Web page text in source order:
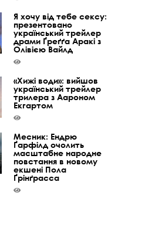
Я хочу від тебе сексу:
презентовано
український трейлер
драми Ґреґґа Аракі з
Олівією Вайлд
«Хижі води»: вийшов
український трейлер
трилера з Аароном
Екгартом
Месник: Ендрю
Ґарфілд очолить
масштабне народне
повстання в новому
екшені Пола
Ґрінґрасса